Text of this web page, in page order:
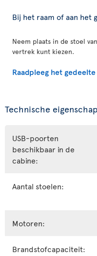
Bij het raam of aan het
Neem plaats in de stoel
vertrek kunt kiezen.
Raadpleeg het
Technische
USB-poorten
beschikbaar in de
cabine:
Aantal stoelen:
Motoren:
Brandstofcapaciteit: